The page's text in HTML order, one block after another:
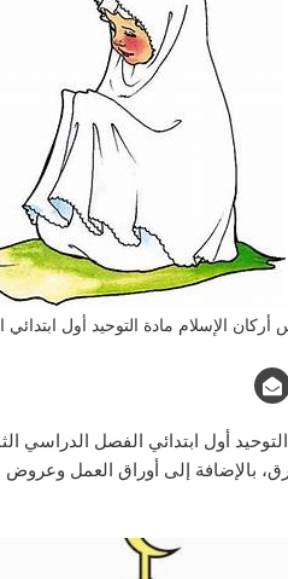
الإسلام مادة التوحيد أول ابتدائي
بالإضافة إلى أوراق العمل وعروض